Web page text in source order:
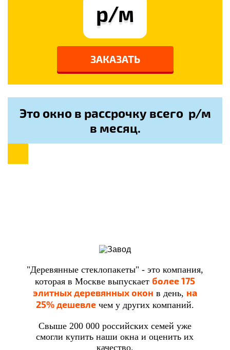
р/м
ЗАКАЗАТЬ
Это окно в рассрочку всего р/м
в месяц.
"Деревянные стеклопакеты" - это компания,
которая в Москве выпускает более 175
элитных деревянных окон в день, на
25% дешевлечем у других компаний.
Свыше 200 000 российских семей уже
смогли купить наши окна и оценить их
качество.